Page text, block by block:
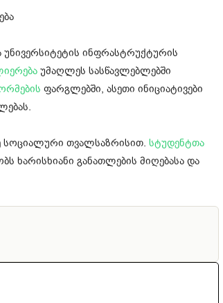
უნივერსიტეტის ინფრასტრუქტურის
უმაღლეს სასწავლებლებში
ფარგლებში, ასეთი ინიციატივები
სოციალური თვალსაზრისით. სტუდენტთა
ხარისხიანი განათლების მიღებასა და